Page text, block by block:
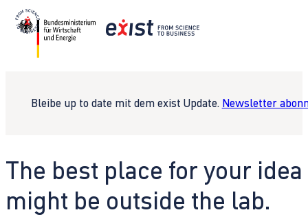
Bleibe up to date mit dem exist Update. Newsletter
The best place for your idea
might be outside the lab.